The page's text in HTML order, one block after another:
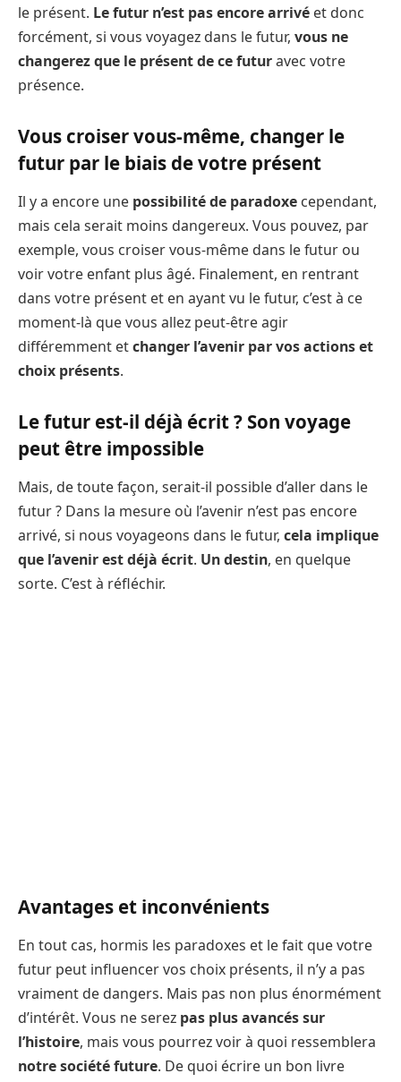
le présent. Le futur n’est pas encore arrivé et donc
forcément, si vous voyagez dans le futur, vous ne
changerez que le présent de ce futuravec votre
présence.
Vous croiser vous-même, changer le
futur par le biais de votre présent
Il y a encore une possibilité de paradoxe cependant,
mais cela serait moins dangereux. Vous pouvez, par
exemple, vous croiser vous-même dans le futur ou
voir votre enfant plus âgé. Finalement, en rentrant
dans votre présent et en ayant vu le futur, c’est à ce
moment-là que vous allez peut-être agir
différemment etchanger l’avenir par vos actions et
choix présents.
Le futur est-il déjà écrit ? Son voyage
peut être impossible
Mais, de toute façon, serait-il possible d’aller dans le
futur ? Dans la mesure où l’avenir n’est pas encore
arrivé, si nous voyageons dans le futur, cela implique
que l’avenir est déjà écrit. Un destin, en quelque
sorte. C’est à réfléchir.
Avantages et inconvénients
En tout cas, hormis les paradoxes et le fait que votre
futur peut influencer vos choix présents, il n’y a pas
vraiment de dangers. Mais pas non plus énormément
d’intérêt. Vous ne serez pas plus avancés sur
l’histoire, mais vous pourrez voir à quoi ressemblera
notre société future. De quoi écrire un bon livre